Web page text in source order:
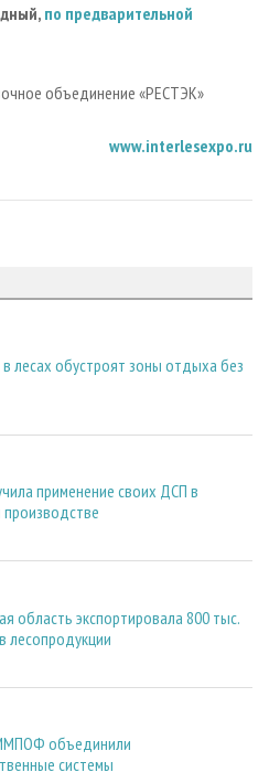
по предварительной
объединение «РЕСТЭК»
www.interlesexpo.ru
лесах обустроят зоны отдыха без
применение своих ДСП в
область экспортировала 800 тыс.
лесопродукции
объединили
системы